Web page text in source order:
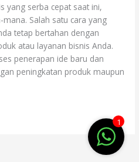
yang serba cepat saat ini,
Salah satu cara yang
tetap bertahan dengan
atau layanan bisnis Anda.
penerapan ide baru dan
peningkatan produk maupun
1